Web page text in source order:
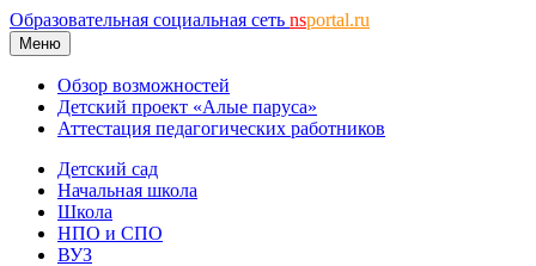
Образовательная социальная сеть nsportal.ru
Меню
Обзор возможностей
Детский проект «Алые паруса»
Аттестация педагогических работников
Детский сад
Начальная школа
Школа
НПО и СПО
ВУЗ